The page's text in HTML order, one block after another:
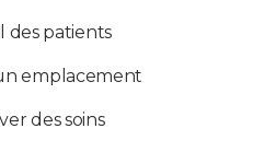
des patients
emplacement
des soins